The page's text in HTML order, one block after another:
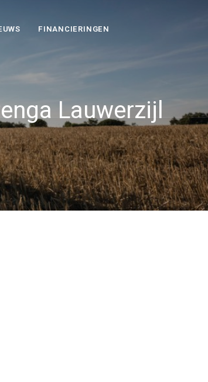
FINANCIERINGEN
Lauwerzijl